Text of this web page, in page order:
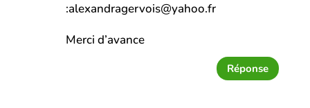
:alexandragervois@yahoo.fr
Merci d’avance
Réponse